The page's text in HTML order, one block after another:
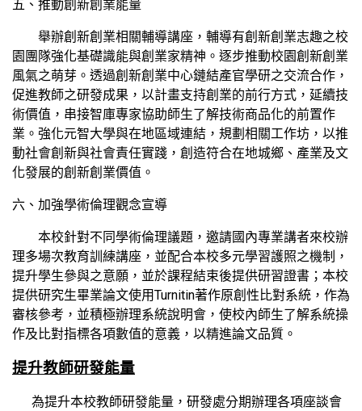
五、推動創新創業能量
舉辦創新創業相關輔導講座，輔導有創新創業志趣之校
園團隊強化基礎識能與創業家精神。逐步推動校園創新創業
風氣之萌芽。透過創新創業中心鏈結產官學研之交流合作，
促進教師之研發成果，以計畫支持創業的前行方式，延續技
術價值，串接智庫專家協助師生了解技術商品化的前置作
業。強化元智大學與在地區域連結，規劃相關工作坊，以推
動社會創新與社會責任實踐，創造符合在地城鄉、產業及文
化發展的創新創業價值。
六、加強學術倫理觀念宣導
本校針對不同學術倫理議題，邀請國內專業講者來校辦
理多場次教育訓練講座，並配合本校多元學習護照之機制，
提升學生參與之意願，並於課程結束後提供研習證書；本校
提供研究生畢業論文使用Turnitin著作原創性比對系統，作為
審核參考，並積極辦理系統說明會，使校內師生了解系統操
作及比對指標各項數值的意義，以精進論文品質。
提升教師研發能量
為提升本校教師研發能量，研發處分期辦理各項座談會